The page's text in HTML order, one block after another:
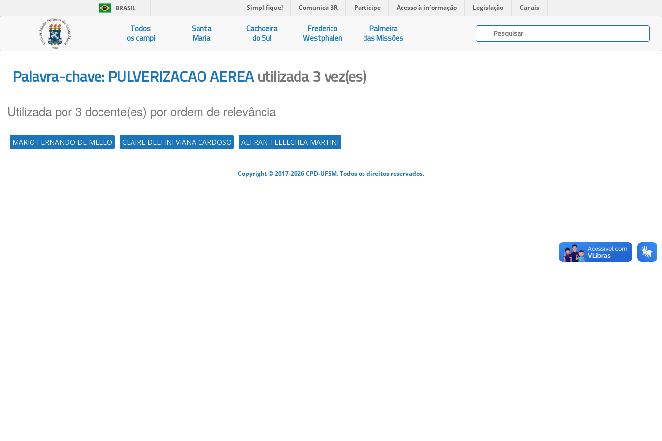
BRASIL Simplifique! Comunica BR Participe Acesso à informação Legislação Canais
Todos
os campi
Santa
Maria
Cachoeira
do Sul
Frederico
Westphalen
Palmeira
das Missões
Palavra-chave: PULVERIZACAO AEREAutilizada 3 vez(es)
Utilizada por 3 docente(es) por ordem de relevância
MARIO FERNANDO DE MELLO CLAIRE DELFINI VIANA CARDOSO ALFRAN TELLECHEA MARTINI
Copyright © 2017-2026 CPD-UFSM. Todos os direitos reservados.